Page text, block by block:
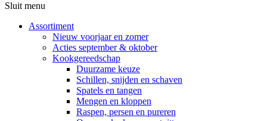
Sluit menu
Assortiment
Nieuw voorjaar en zomer
Acties september & oktober
Kookgereedschap
Duurzame keuze
Schillen, snijden en schaven
Spatels en tangen
Mengen en kloppen
Raspen, persen en pureren